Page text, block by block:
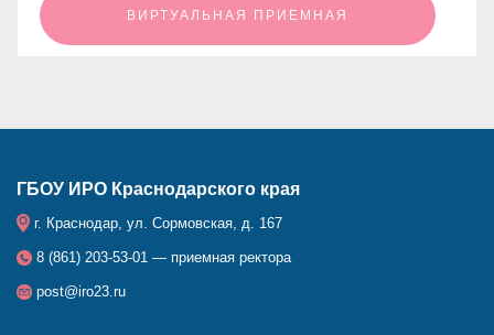
ㅤㅤㅤㅤㅤㅤㅤㅤㅤВИРТУАЛЬНАЯ ПРИЕМНАЯㅤㅤㅤㅤㅤㅤㅤㅤㅤ
ГБОУ ИРО Краснодарского края
г. Краснодар, ул. Сормовская, д. 167
8 (861) 203-53-01 — приемная ректора
post@iro23.ru